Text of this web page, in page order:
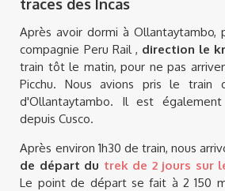
traces des Incas
Après avoir dormi à Ollantaytambo,
compagnie Peru Rail , direction le
train tôt le matin, pour ne pas
Picchu. Nous avions pris le
d'Ollantaytambo. Il est
depuis Cusco.
Après environ 1h30 de train, nous
de départ du trek de 2 jours sur
Le point de départ se fait à 2 150